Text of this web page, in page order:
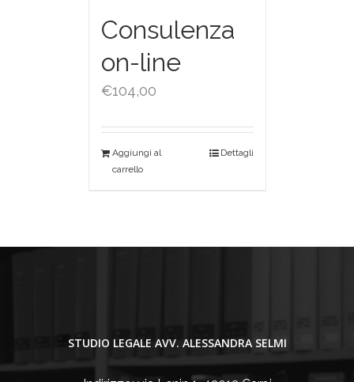
Consulenza
on-line
€104,00
Aggiungi al
carrello
Dettagli
STUDIO LEGALE AVV. ALESSANDRA SELMI